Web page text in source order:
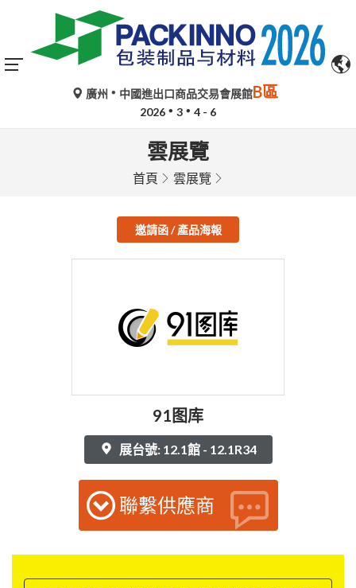
廣州 中國進出口商品交易會展館B區
2026 3 4 - 6
雲展覽
首頁 雲展覽
邀請函 / 產品海報
91图库
展台號: 12.1館 - 12.1R34
聯繫供應商